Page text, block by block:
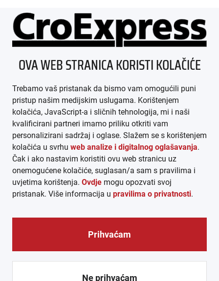
ÜBER UNS
IMPRESSUM
AGB
DATENSCHUTZ
MEDIADATEN
ARHIVA (PDF)
© CROEXPRESS │ INFORMATIVNI MEDIJ HRVATA IZVAN
REPUBLIKE HRVATSKE 2026.
OVA WEB STRANICA KORISTI KOLAČIĆE
Trebamo vaš pristanak da bismo vam omogućili puni
pristup našim medijskim uslugama. Korištenjem
kolačića, JavaScript-a i sličnih tehnologija, mi i naši
kvalificirani partneri imamo priliku otkriti vam
personalizirani sadržaj i oglase. Slažem se s korištenjem
kolačića u svrhu web analize i digitalnog oglašavanja.
Čak i ako nastavim koristiti ovu web stranicu uz
onemogućene kolačiće, suglasan/a sam s pravilima i
uvjetima korištenja. Ovdje mogu opozvati svoj
pristanak. Više informacija u pravilima o privatnosti.
Prihvaćam
Ne prihvaćam